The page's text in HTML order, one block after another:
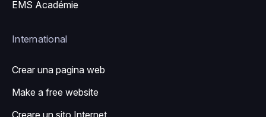
EMS Académie
International
Crear una pagina web
Make a free website